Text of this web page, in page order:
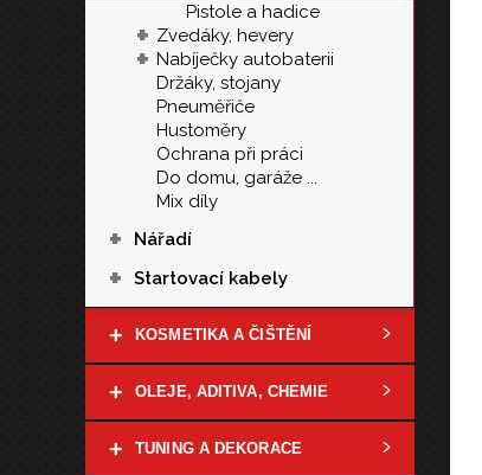
Pistole a hadice
+ Zvedáky, hevery
+ Nabíječky autobaterii
Držáky, stojany
Pneuměřiče
Hustoměry
Ochrana při práci
Do domu, garáže ...
Mix díly
+ Nářadí
+ Startovací kabely
+ KOSMETIKA A ČIŠTĚNÍ
+ OLEJE, ADITIVA, CHEMIE
+ TUNING A DEKORACE